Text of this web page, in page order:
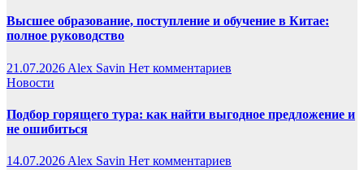
Высшее образование, поступление и обучение в Китае:
полное руководство
21.07.2026 Alex Savin Нет комментариев
Новости
Подбор горящего тура: как найти выгодное предложение и
не ошибиться
14.07.2026 Alex Savin Нет комментариев